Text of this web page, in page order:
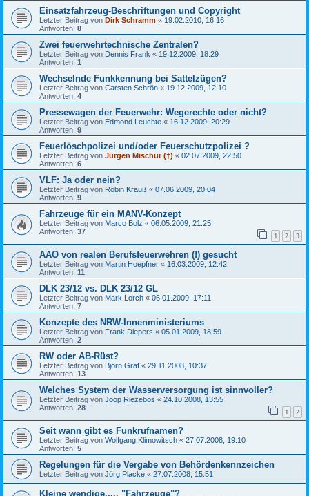
Einsatzfahrzeug-Beschriftungen und Copyright
Letzter Beitrag von Dirk Schramm « 19.02.2010, 16:16
Antworten: 8
Zwei feuerwehrtechnische Zentralen?
Letzter Beitrag von Dennis Frank « 19.12.2009, 18:29
Antworten: 1
Wechselnde Funkkennung bei Sattelzügen?
Letzter Beitrag von Carsten Schrön « 19.12.2009, 12:10
Antworten: 4
Pressewagen der Feuerwehr: Wegerechte oder nicht?
Letzter Beitrag von Edmond Leuchte « 16.12.2009, 20:29
Antworten: 9
Feuerlöschpolizei und/oder Feuerschutzpolizei ?
Letzter Beitrag von Jürgen Mischur (†) « 02.07.2009, 22:50
Antworten: 6
VLF: Ja oder nein?
Letzter Beitrag von Robin Krauß « 07.06.2009, 20:04
Antworten: 9
Fahrzeuge für ein MANV-Konzept
Letzter Beitrag von Marco Bolz « 06.05.2009, 21:25
Antworten: 37 1 2 3
AAO von realen Berufsfeuerwehren (!) gesucht
Letzter Beitrag von Martin Hoepfner « 16.03.2009, 12:42
Antworten: 11
DLK 23/12 vs. DLK 23/12 GL
Letzter Beitrag von Mark Lorch « 06.01.2009, 17:11
Antworten: 7
Konzepte des NRW-Innenministeriums
Letzter Beitrag von Frank Diepers « 05.01.2009, 18:59
Antworten: 2
RW oder AB-Rüst?
Letzter Beitrag von Björn Gräf « 29.11.2008, 10:37
Antworten: 13
Welches System der Wasserversorgung ist sinnvoller?
Letzter Beitrag von Joop Riezebos « 24.10.2008, 13:55
Antworten: 28 1 2
Seit wann gibt es Funkrufnamen?
Letzter Beitrag von Wolfgang Klimowitsch « 27.07.2008, 19:10
Antworten: 5
Regelungen für die Vergabe von Behördenkennzeichen
Letzter Beitrag von Jörg Placke « 27.07.2008, 15:51
Kleine wendige..... "Fahrzeuge"?